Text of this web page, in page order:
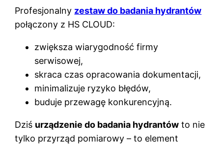
Profesjonalny zestaw do badania hydrantów
połączony z HS CLOUD:
zwiększa wiarygodność firmy
serwisowej,
skraca czas opracowania dokumentacji,
minimalizuje ryzyko błędów,
buduje przewagę konkurencyjną.
Dziś urządzenie do badania hydrantów to nie
tylko przyrząd pomiarowy – to element